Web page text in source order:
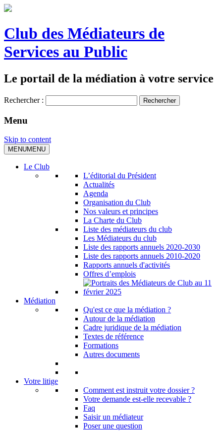
Club des Médiateurs de
Services au Public
Le portail de la médiation à votre service
Rechercher :
Menu
Skip to content
MENUMENU
Le Club
L’éditorial du Président
Actualités
Agenda
Organisation du Club
Nos valeurs et principes
La Charte du Club
Liste des médiateurs du club
Les Médiateurs du club
Liste des rapports annuels 2020-2030
Liste des rapports annuels 2010-2020
Rapports annuels d'activités
Offres d’emplois
Médiation
Qu'est ce que la médiation ?
Autour de la médiation
Cadre juridique de la médiation
Textes de référence
Formations
Autres documents
Votre litige
Comment est instruit votre dossier ?
Votre demande est-elle recevable ?
Faq
Saisir un médiateur
Poser une question